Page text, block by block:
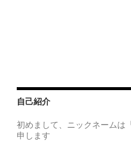
自己紹介
初めまして、ニックネームは
申します